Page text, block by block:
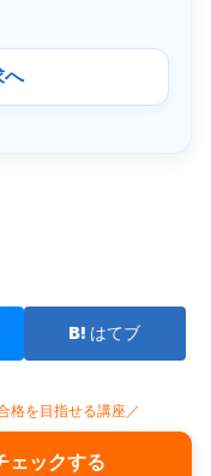
へ
はてブ
格を目指せる講座／
ェックする